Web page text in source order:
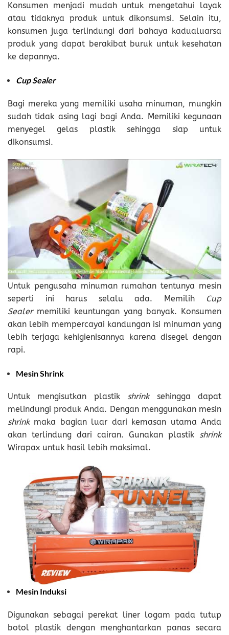
Konsumen menjadi mudah untuk mengetahui layak
atau tidaknya produk untuk dikonsumsi. Selain itu,
konsumen juga terlindungi dari bahaya kadualuarsa
produk yang dapat berakibat buruk untuk kesehatan
ke depannya.
Cup Sealer
Bagi mereka yang memiliki usaha minuman, mungkin
sudah tidak asing lagi bagi Anda. Memiliki kegunaan
menyegel gelas plastik sehingga siap untuk
dikonsumsi.
Untuk pengusaha minuman rumahan tentunya mesin
seperti ini harus selalu ada. Memilih
Cup
Sealer memiliki keuntungan yang banyak. Konsumen
akan lebih mempercayai kandungan isi minuman yang
lebih terjaga kehigienisannya karena disegel dengan
rapi.
Mesin Shrink
Untuk mengisutkan plastikshrinksehingga dapat
melindungi produk Anda. Dengan menggunakan mesin
shrinkmaka bagian luar dari kemasan utama Anda
akan terlindung dari cairan. Gunakan plastik shrink
Wirapax untuk hasil lebih maksimal.
Mesin Induksi
Digunakan sebagai perekat liner logam pada tutup
botol plastik dengan menghantarkan panas secara